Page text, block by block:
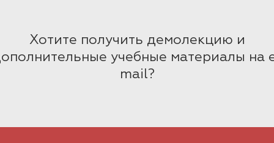
Хотите получить демолекцию и
учебные материалы на
mail?